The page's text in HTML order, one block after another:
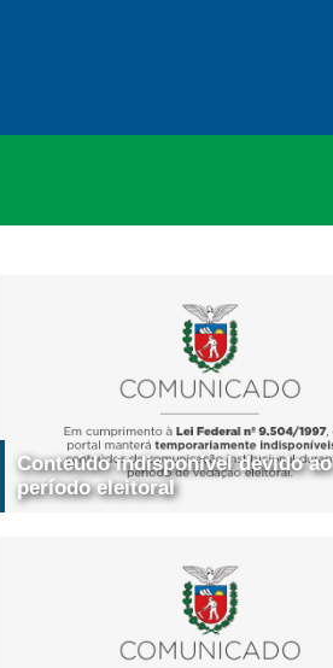
Conteúdo indisponível devido ao
período eleitoral